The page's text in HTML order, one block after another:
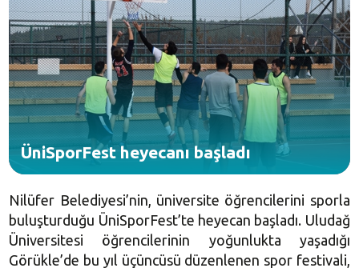
ÜniSporFest heyecanı başladı
Nilüfer Belediyesi’nin, üniversite öğrencilerini sporla
buluşturduğu ÜniSporFest’te heyecan başladı. Uludağ
Üniversitesi öğrencilerinin yoğunlukta yaşadığı
Görükle’de bu yıl üçüncüsü düzenlenen spor festivali,